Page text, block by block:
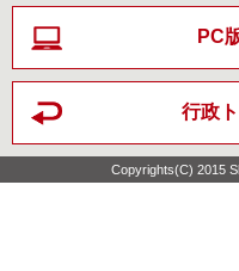
PC
行政
Copyrights(C) 2015